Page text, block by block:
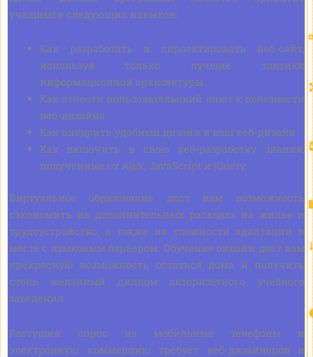
учащимся следующих навыков:
Как разработать и спроектировать веб-сайт,
используя только лучшие тактики
информационной архитектуры.
Как отнести пользовательский опыт к полезности
веб-дизайна
Как внедрить удобный дизайн в ваш веб-дизайн
Как включить в свою веб-разработку знания,
полученные от Ajax, JavaScript и jQuery.
Виртуальное образование даст вам возможность
сэкономить на дополнительных расходах на жилье и
трудоустройство, а также на сложности адаптации в
месте с языковым барьером. Обучение онлайн дает вам
прекрасную возможность остаться дома и получить
столь желанный диплом авторитетного учебного
заведения.
Растущий спрос на мобильные телефоны и
электронную коммерцию требует веб-дизайнеров и